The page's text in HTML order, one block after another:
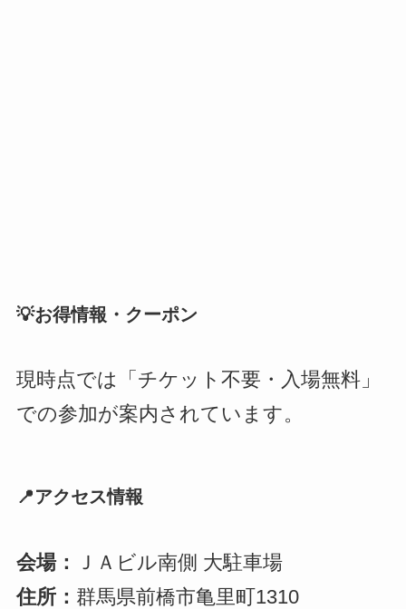
💡お得情報・クーポン
現時点では「チケット不要・入場無料」
での参加が案内されています。
📍アクセス情報
会場：
ＪＡビル南側 大駐車場
住所： 群馬県前橋市亀里町1310